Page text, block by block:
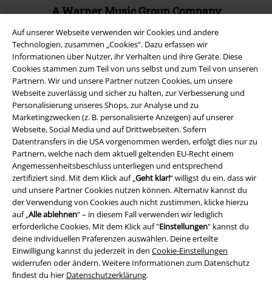
Auf unserer Webseite verwenden wir Cookies und andere
Technologien, zusammen „Cookies“. Dazu erfassen wir
Informationen über Nutzer, ihr Verhalten und ihre Geräte. Diese
Cookies stammen zum Teil von uns selbst und zum Teil von unseren
Partnern. Wir und unsere Partner nutzen Cookies, um unsere
Webseite zuverlässig und sicher zu halten, zur Verbesserung und
Personalisierung unseres Shops, zur Analyse und zu
Marketingzwecken (z. B. personalisierte Anzeigen) auf unserer
Webseite, Social Media und auf Drittwebseiten. Sofern
Datentransfers in die USA vorgenommen werden, erfolgt dies nur zu
Partnern, welche nach dem aktuell geltenden EU-Recht einem
Angemessenheitsbeschluss unterliegen und entsprechend
zertifiziert sind. Mit dem Klick auf „Geht klar!“ willigst du ein, dass wir
und unsere Partner Cookies nutzen können. Alternativ kannst du
der Verwendung von Cookies auch nicht zustimmen, klicke hierzu
auf „Alle ablehnen“ – in diesem Fall verwenden wir lediglich
erforderliche Cookies. Mit dem Klick auf "Einstellungen" kannst du
deine individuellen Präferenzen auswählen. Deine erteilte
Einwilligung kannst du jederzeit in den Cookie-Einstellungen
widerrufen oder ändern. Weitere Informationen zum Datenschutz
findest du hier Datenschutzerklärung.
A Warner Music Group Company
Rechtliches
AGB
Impressum
Datenschutz